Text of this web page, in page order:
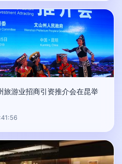
旅游业招商引资推介会在昆举